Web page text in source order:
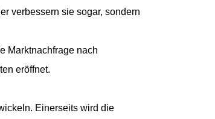
verbessern sie sogar, sondern
Marktnachfrage nach
eröffnet.
Einerseits wird die